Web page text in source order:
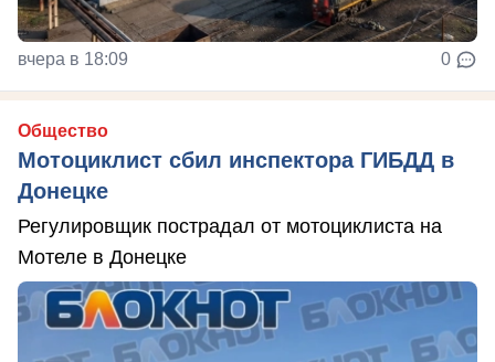
вчера в 18:09 0
Общество
Мотоциклист сбил инспектора ГИБДД в
Донецке
Регулировщик пострадал от мотоциклиста на
Мотеле в Донецке